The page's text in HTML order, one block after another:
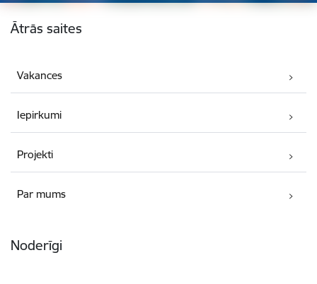
Kājene
Ātrās saites
Vakances
Iepirkumi
Projekti
Par mums
Noderīgi